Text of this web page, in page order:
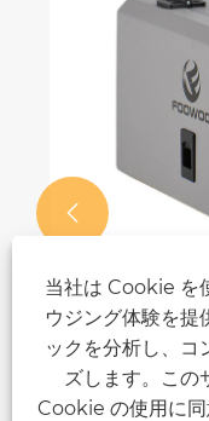
MIG MAG 溶
ように変革し

当社は Cookie を
ウジング体験を提
ックを分析し、コ
ズします。この
Cookie の使用に同